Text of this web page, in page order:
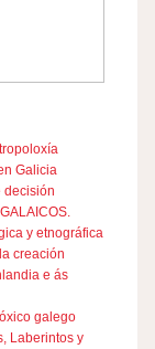
Galicia
decisión
y etnográfica
creación
e ás
galego
Laberintos y